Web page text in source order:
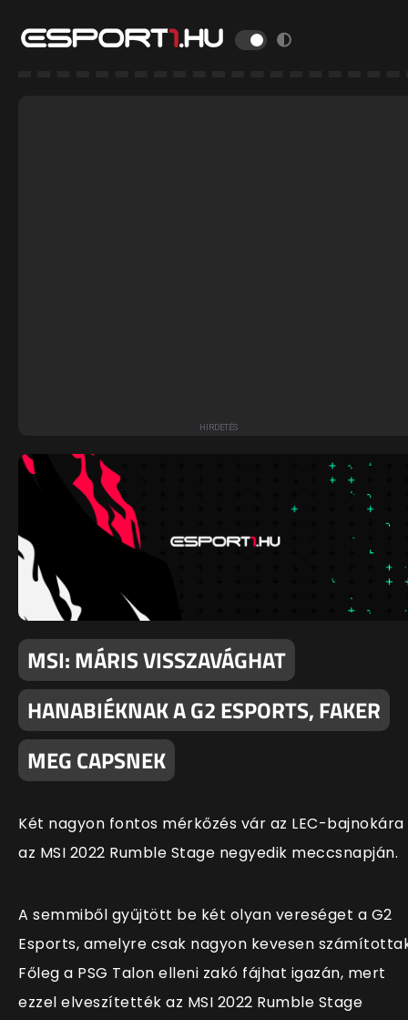
MSI: MÁRIS VISSZAVÁGHAT
HANABIÉKNAK A G2 ESPORTS, FAKER
MEG CAPSNEK
Két nagyon fontos mérkőzés vár az LEC-bajnokára
az MSI 2022 Rumble Stage negyedik meccsnapján.
A semmiből gyűjtött be két olyan vereséget a G2
Esports, amelyre csak nagyon kevesen
Főleg a PSG Talon elleni zakó fájhat igazán, mert
ezzel elveszítették az MSI 2022 Rumble Stage